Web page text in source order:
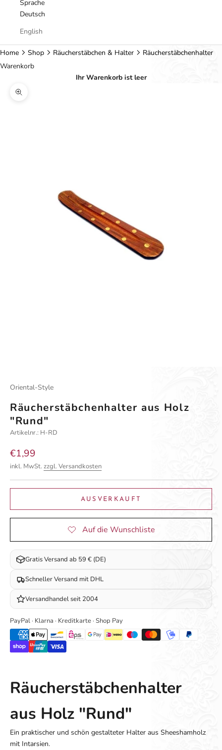
Sprache
Deutsch
English
Home Shop Räucherstäbchen & Halter
Räucherstäbchenhalter
Warenkorb
Ihr Warenkorb ist leer
Bild vergrößern
Oriental-Style
Räucherstäbchenhalter aus Holz
"Rund"
Artikelnr.: H-RD
Angebot
€1,99
inkl. MwSt. zzgl. Versandkosten
AUSVERKAUFT
Gratis Versand ab 59 € (DE)
Schneller Versand mit DHL
Versandhandel seit 2004
PayPal · Klarna · Kreditkarte · Shop Pay
Räucherstäbchenhalter
aus Holz "Rund"
Ein praktischer und schön gestalteter Halter aus Sheeshamholz
mit Intarsien.